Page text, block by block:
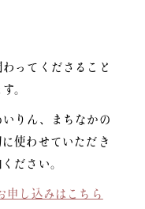
ってくださること
。
りん、まちなかの
使わせていただき
ださい。
申し込みはこちら